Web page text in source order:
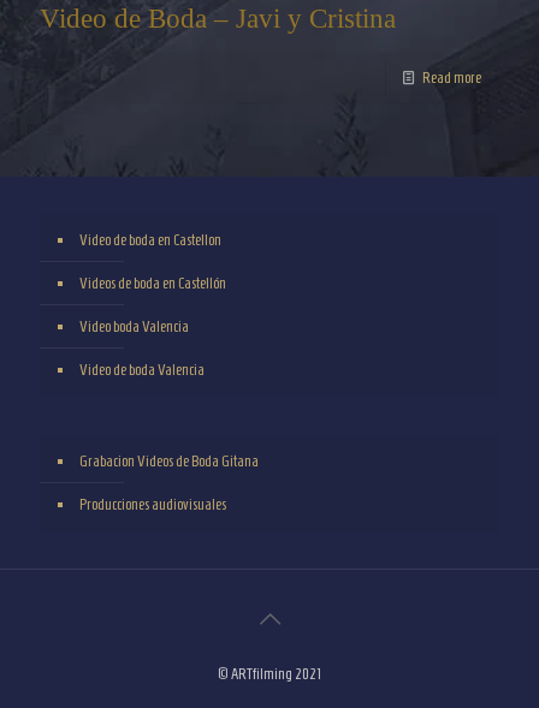
Video de Boda – Javi y Cristina
Read more
Video de boda en Castellon
Videos de boda en Castellón
Video boda Valencia
Video de boda Valencia
Grabacion Videos de Boda Gitana
Producciones audiovisuales
© ARTfilming 2021